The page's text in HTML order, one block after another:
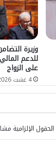
وزيرة
للدعم
على الزواج
4 غشت 2026
الحقول الإلزامية